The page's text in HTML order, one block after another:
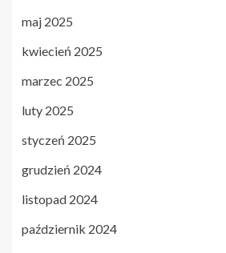
maj 2025
kwiecień 2025
marzec 2025
luty 2025
styczeń 2025
grudzień 2024
listopad 2024
październik 2024